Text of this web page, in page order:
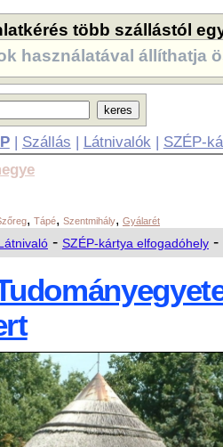
több szállástól
használatával állíthatja
| Szállás | Látnivalók | SZÉP-
, Tápé, Szentmihály, Gyálarét
- SZÉP-kártya elfogadóhely -